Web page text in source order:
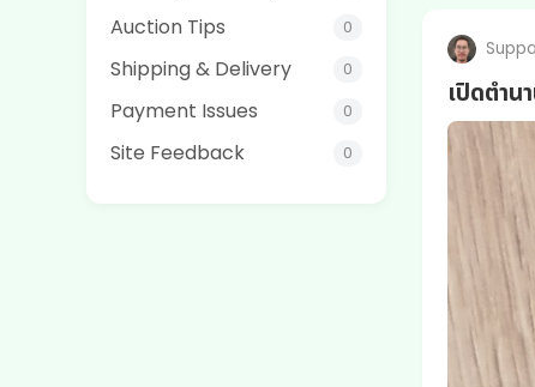
Auction Tips 0
Shipping & Delivery 0
Payment Issues 0
Site Feedback 0
เปิดตำ